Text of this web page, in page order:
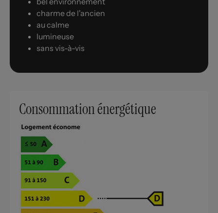
charme de l'ancien
au calme
lumineuse
sans vis-à-vis
Consommation énergétique